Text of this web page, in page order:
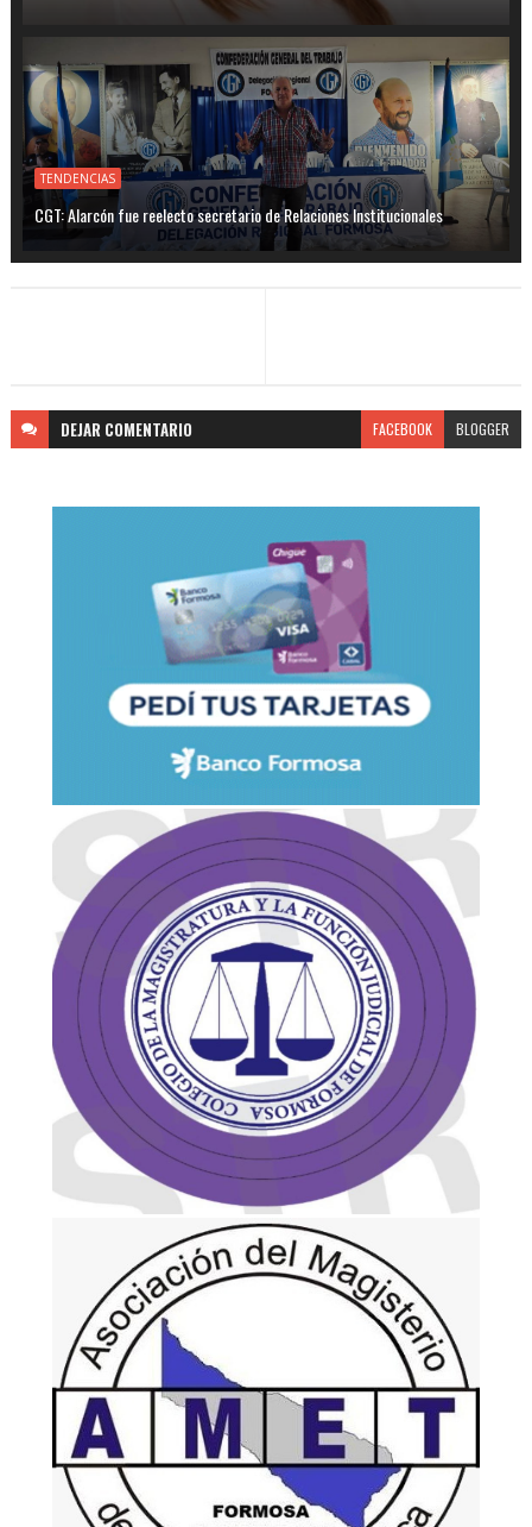
TENDENCIAS
CGT: Alarcón fue reelecto secretario de Relaciones Institucionales
DEJAR COMENTARIO FACEBOOK BLOGGER